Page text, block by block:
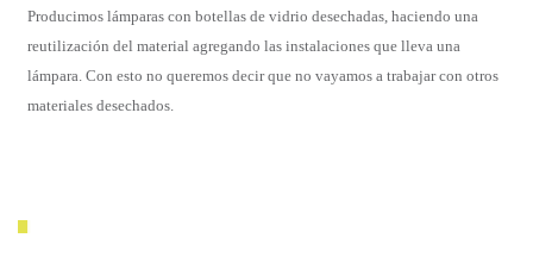
Producimos lámparas con botellas de vidrio desechadas, haciendo una
reutilización del material agregando las instalaciones que lleva una
lámpara. Con esto no queremos decir que no vayamos a trabajar con otros
materiales desechados.